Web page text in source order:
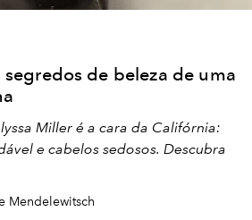
de beleza de uma
Miller é a cara da Califórnia:
e cabelos sedosos. Descubra
Mendelewitsch